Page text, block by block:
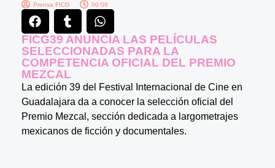
Prensa FICG 00:09
FICG39 ANUNCIA LAS PELÍCULAS
SELECCIONADAS PARA LA
COMPETENCIA OFICIAL DEL PREMIO
MEZCAL
La edición 39 del Festival Internacional de Cine en
Guadalajara da a conocer la selección oficial del
Premio Mezcal, sección dedicada a largometrajes
mexicanos de ficción y documentales.